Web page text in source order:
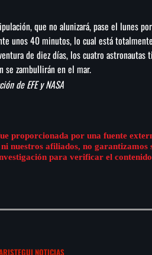
que no alunizará, pase el lunes
unos 40 minutos, lo cual está
de diez días, los cuatro
se zambullirán en el mar.
de EFE y NASA
proporcionada por una fuente
ni nuestros afiliados, no
para verificar el contenido
NOTICIAS